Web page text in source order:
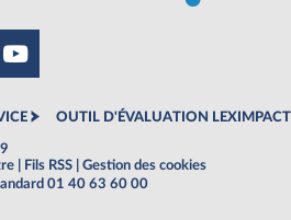
OUTIL D'ÉVALUATION LEXIMPACT
Fils RSS
Gestion des cookies
01 40 63 60 00